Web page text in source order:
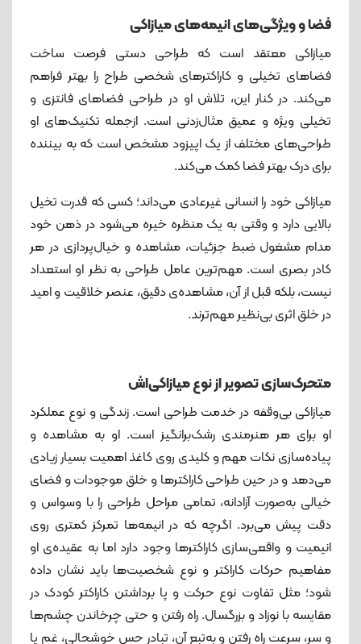
فضا و ویژگی‌های انیمه‌های میازاکی
میازاکی معتقد است که طراحی دستی فرصت ساخت
فضاهای تخیلی و کاراکترهای شخصی طراح را بهتر فراهم
می‌کند. در کنار این، تلاش او در طراحی فضاهای فانتزی و
تخیلی ویژ‌ه‌ و عمیق مثال‌زدنی است. ازجمله تکنیک‌های او
طراحی‌‌های مختلف از یک اپیزود مشخص است که به بیننده
برای درک بهتر فضا کمک می‌کند.
میازاکی خود را انسانی غیرعادی می‌داند؛ کسی که قدرت تخیل
بالایی دارد و وقتی به یک منظره خیره می‌شود در ذهن خود
مدام مشغول ضبط جزئیات، مشاهده و خیال‌پردازی در هر
کادر بصری ا‌ست. مهم‌ترین عامل طراحی به نظر او استعداد
نیست، بلکه قبل از آن، مشاهده‌ی دقیق، عنصر خلاقیت و امید
در خلق اثری بی‌نظیر مهم‌ترند.
متحرک‌سازی تصویر از نوع میازاکی‌اش
میازاکی بی‌وقفه در خدمت طراحی است. زندگی و نوع عملکرد
او برای هر هنرمندی رشک‌برانگیز است. او به مشاهده و
پیاده‌سازی نکات مهم و کلیدی روی کاغذ اهمیت بسیار زیادی
می‌دهد و در حین طراحی کاراکترها و خلق موجودات و فضای
خیالی به‌صورت آزادانه، تمامی مراحل طراحی را با وسواس و
دقت پیش می‌برد. اگرچه که در انیمه‌ها تمرکز کمتری روی
انیمیت و واقعی‌سازی کاراکترها وجود دارد اما به عقیده‌ی او
مفاهیم حرکات کاراکتر و نوع شخصیت‌ها باید نشان داده
شود؛ مثل تفاوت نوع حرکت و پا برداشتن کاراکتر کودک در
مقایسه با نوزاد و بزرگسال. راه رفتن و حتی چرخاندن چشم‌ها
و سر، سرعت راه رفتن و به‌تبع آن، تبادر حس خوشحالی، غم یا